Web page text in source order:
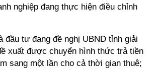
nghiệp đang thực hiện điều chỉnh
đầu tư đang đề nghị UBND tỉnh giải
xuất được chuyển hình thức trả tiền
sang một lần cho cả thời gian thuê;